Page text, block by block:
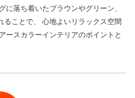
に落ち着いたブラウンやグリーン、
ことで、 心地よいリラックス空間
ースカラーインテリアのポイントと